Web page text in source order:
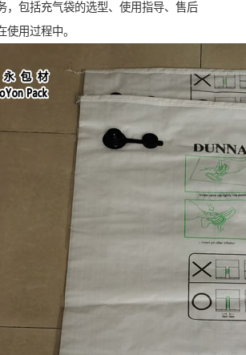
，包括充气袋的选型、使用指导、售后
使用过程中。